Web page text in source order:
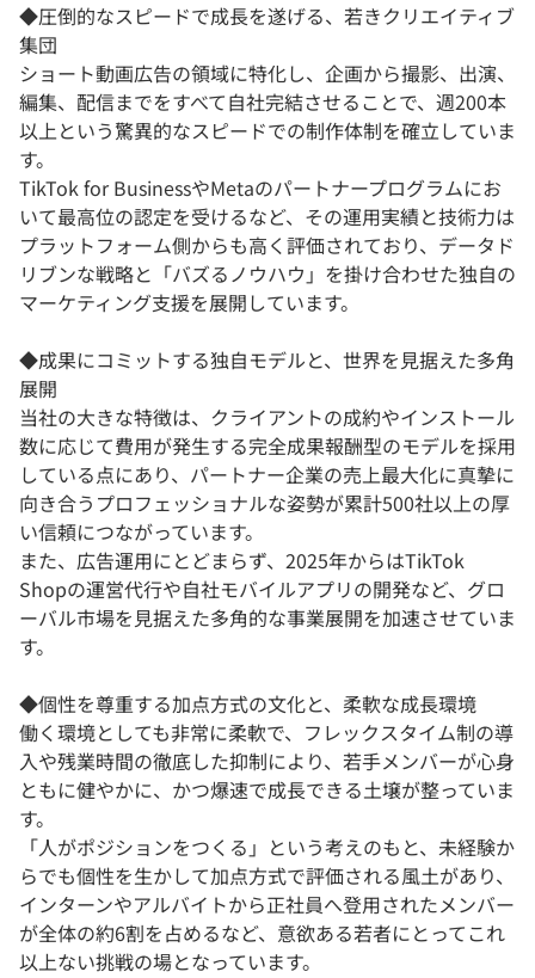
◆圧倒的なスピードで成長を遂げる、若きクリエイティブ
集団
ショート動画広告の領域に特化し、企画から撮影、出演、
編集、配信までをすべて自社完結させることで、週200本
以上という驚異的なスピードでの制作体制を確立していま
す。
TikTok for BusinessやMetaのパートナープログラムにお
いて最高位の認定を受けるなど、その運用実績と技術力は
プラットフォーム側からも高く評価されており、データド
リブンな戦略と「バズるノウハウ」を掛け合わせた独自の
マーケティング支援を展開しています。
◆成果にコミットする独自モデルと、世界を見据えた多角
展開
当社の大きな特徴は、クライアントの成約やインストール
数に応じて費用が発生する完全成果報酬型のモデルを採用
している点にあり、パートナー企業の売上最大化に真摯に
向き合うプロフェッショナルな姿勢が累計500社以上の厚
い信頼につながっています。
また、広告運用にとどまらず、2025年からはTikTok
Shopの運営代行や自社モバイルアプリの開発など、グロ
ーバル市場を見据えた多角的な事業展開を加速させていま
す。
◆個性を尊重する加点方式の文化と、柔軟な成長環境
働く環境としても非常に柔軟で、フレックスタイム制の導
入や残業時間の徹底した抑制により、若手メンバーが心身
ともに健やかに、かつ爆速で成長できる土壌が整っていま
す。
「人がポジションをつくる」という考えのもと、未経験か
らでも個性を生かして加点方式で評価される風土があり、
インターンやアルバイトから正社員へ登用されたメンバー
が全体の約6割を占めるなど、意欲ある若者にとってこれ
以上ない挑戦の場となっています。